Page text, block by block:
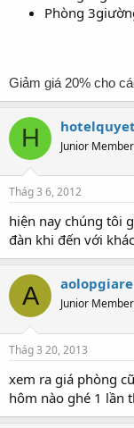
Phòng
Giảm giá 20% cho
H Junior Member
Thág 3 6, 2012
hiện nay chúng tôi
đàn khi đến với
A aolopgiare
Junior Member
Thág 3 20, 2013
xem ra giá phòng
hôm nào ghé 1 lần